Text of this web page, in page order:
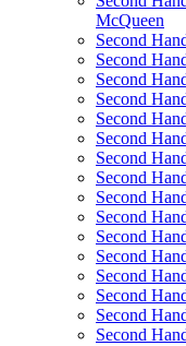
McQueen
Second
Second
Second
Second
Second
Second
Second
Second
Second
Second
Second
Second
Second
Second
Second
Second